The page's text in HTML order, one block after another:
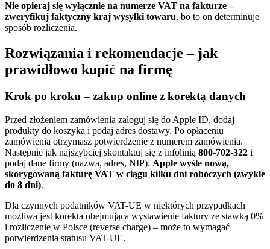
Nie opieraj się wyłącznie na numerze VAT na fakturze –
zweryfikuj faktyczny kraj wysyłki towaru, bo to on determinuje
sposób rozliczenia.
Rozwiązania i rekomendacje – jak
prawidłowo kupić na firmę
Krok po kroku – zakup online z korektą danych
Przed złożeniem zamówienia zaloguj się do Apple ID, dodaj
produkty do koszyka i podaj adres dostawy. Po opłaceniu
zamówienia otrzymasz potwierdzenie z numerem zamówienia.
Następnie jak najszybciej skontaktuj się z infolinią 800-702-322 i
podaj dane firmy (nazwa, adres, NIP). Apple wyśle nową,
skorygowaną fakturę VAT w ciągu kilku dni roboczych (zwykle
do 8 dni).
Dla czynnych podatników VAT-UE w niektórych przypadkach
możliwa jest korekta obejmująca wystawienie faktury ze stawką 0%
i rozliczenie w Polsce (reverse charge) – może to wymagać
potwierdzenia statusu VAT-UE.